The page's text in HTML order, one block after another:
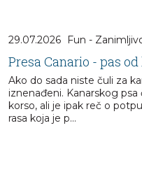
29.07.2026 Fun -
Presa Canario - pas
Ako do sada niste čuli za
iznenađeni. Kanarskog
korso, ali je ipak reč o
rasa koja je p...